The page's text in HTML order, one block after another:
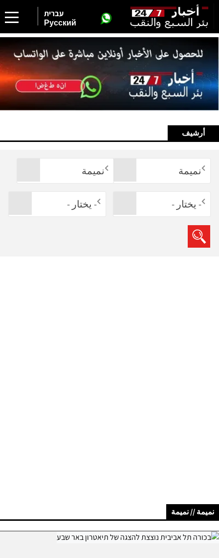
עברית
Русский
أرشيف
نميمة نميمة
- يختار - - يختار -
نميمة // نميمة